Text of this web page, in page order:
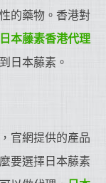
的藥物。香港對
日本藤素香港代理
日本藤素。
官網提供的產品
要選擇日本藤素